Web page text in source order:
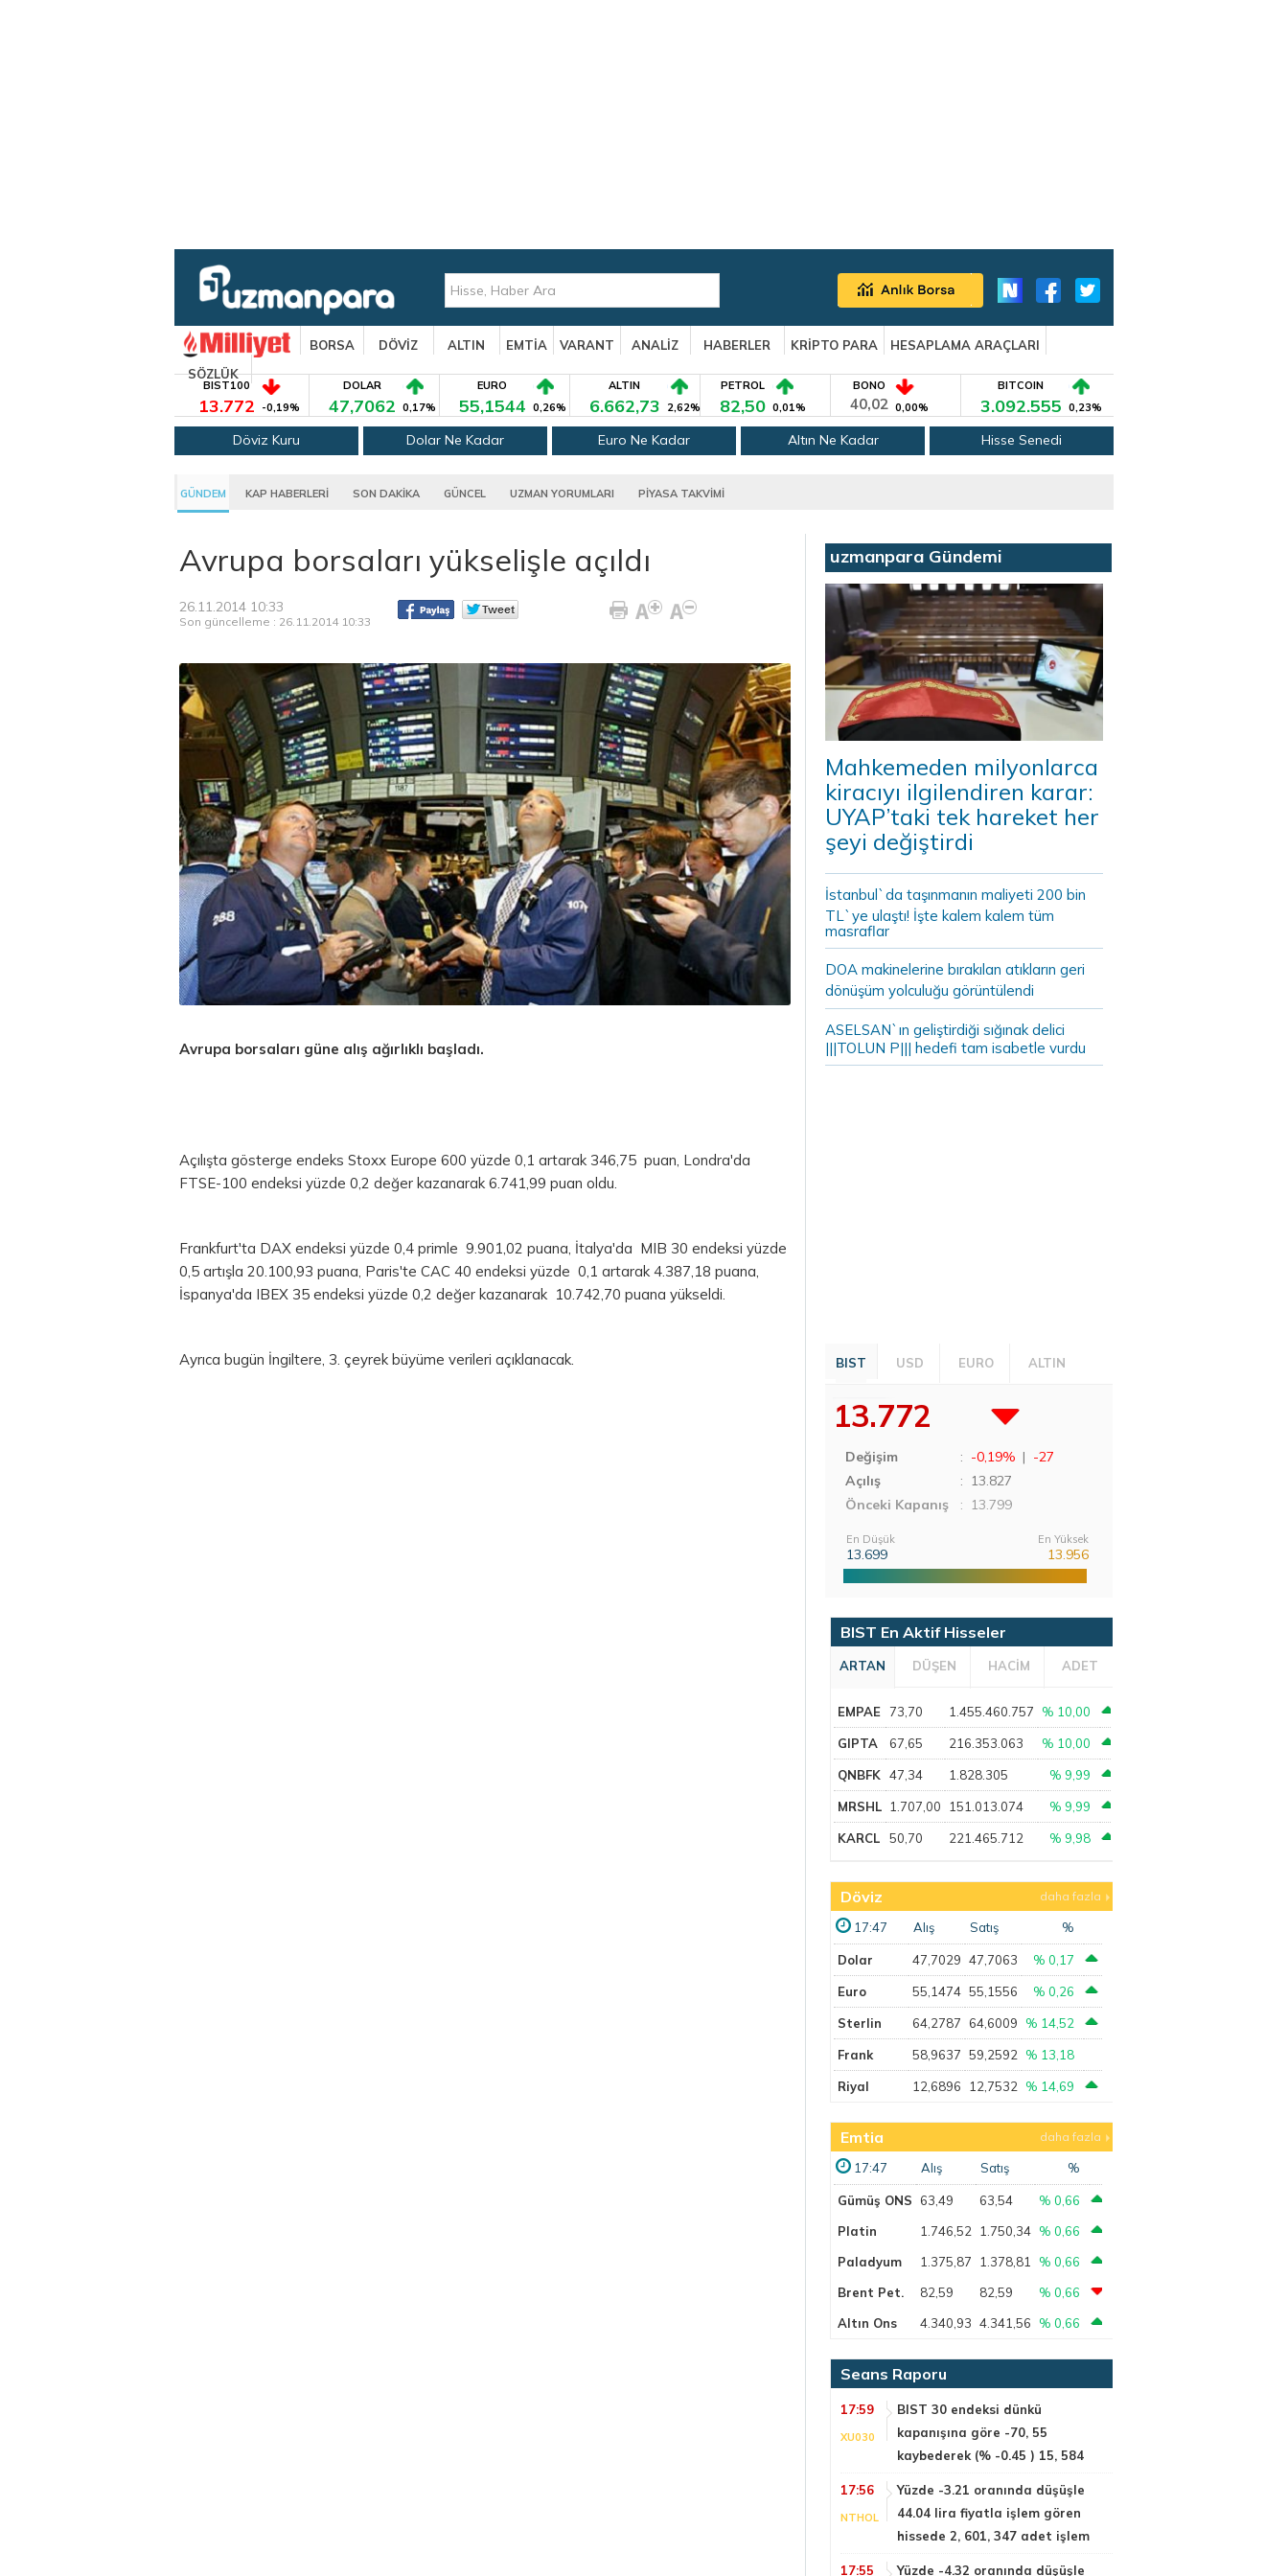
BORSA DÖVİZ ALTIN EMTİA VARANT ANALİZ HABERLER KRİPTO PARA
HESAPLAMA ARAÇLARI
SÖZLÜK
BIST100
13.772 -0,19%
DOLAR
47,7062 0,17%
EURO
55,1544 0,26%
ALTIN
6.662,73 2,62%
PETROL
82,50 0,01%
BONO
40,02 0,00%
BITCOIN
3.092.555 0,23%
Döviz Kuru Dolar Ne Kadar Euro Ne Kadar Altın Ne Kadar Hisse Senedi
GÜNDEM KAP HABERLERİ SON DAKİKA GÜNCEL UZMAN YORUMLARI PİYASA TAKVİMİ
Avrupa borsaları yükselişle açıldı
26.11.2014 10:33
Son güncelleme : 26.11.2014 10:33
Avrupa borsaları güne alış ağırlıklı başladı.
Açılışta gösterge endeks Stoxx Europe 600 yüzde 0,1 artarak 346,75 puan, Londra'da
FTSE-100 endeksi yüzde 0,2 değer kazanarak 6.741,99 puan oldu.
Frankfurt'ta DAX endeksi yüzde 0,4 primle 9.901,02 puana, İtalya'da MIB 30 endeksi yüzde
0,5 artışla 20.100,93 puana, Paris'te CAC 40 endeksi yüzde 0,1 artarak 4.387,18 puana,
İspanya'da IBEX 35 endeksi yüzde 0,2 değer kazanarak 10.742,70 puana yükseldi.
Ayrıca bugün İngiltere, 3. çeyrek büyüme verileri açıklanacak.
uzmanpara Gündemi
Mahkemeden milyonlarca
kiracıyı ilgilendiren karar:
UYAP’taki tek hareket her
şeyi değiştirdi
İstanbul`da taşınmanın maliyeti 200 bin
TL`ye ulaştı! İşte kalem kalem tüm
masraflar
DOA makinelerine bırakılan atıkların geri
dönüşüm yolculuğu görüntülendi
ASELSAN`ın geliştirdiği sığınak delici
|||TOLUN P||| hedefi tam isabetle vurdu
BIST USD EURO ALTIN
13.772
Değişim : -0,19% | -27
Açılış
: 13.827
Önceki Kapanış
: 13.799
En Düşük
13.699
En Yüksek
13.956
BIST En Aktif Hisseler
ARTAN DÜŞEN HACİM ADET
EMPAE 73,70 1.455.460.757 % 10,00
GIPTA 67,65 216.353.063 % 10,00
QNBFK 47,34 1.828.305 % 9,99
MRSHL 1.707,00 151.013.074 % 9,99
KARCL 50,70 221.465.712 % 9,98
Döviz daha fazla
17:47 Alış Satış %
Dolar 47,7029 47,7063 % 0,17
Euro 55,1474 55,1556 % 0,26
Sterlin 64,2787 64,6009 % 14,52
Frank 58,9637 59,2592 % 13,18
Riyal 12,6896 12,7532 % 14,69
Emtia daha fazla
17:47 Alış Satış %
Gümüş ONS 63,49 63,54
% 0,66
Platin
1.746,52 1.750,34 % 0,66
Paladyum
1.375,87 1.378,81
% 0,66
Brent Pet.
82,59 82,59
% 0,66
Altın Ons
4.340,93 4.341,56 % 0,66
Seans Raporu
17:59
XU030
BIST 30 endeksi dünkü
kapanışına göre -70, 55
kaybederek (% -0.45 ) 15, 584
17:56
NTHOL
Yüzde -3.21 oranında düşüşle
44.04 lira fiyatla işlem gören
hissede 2, 601, 347 adet işlem
17:55
Yüzde -4.32 oranında düşüşle